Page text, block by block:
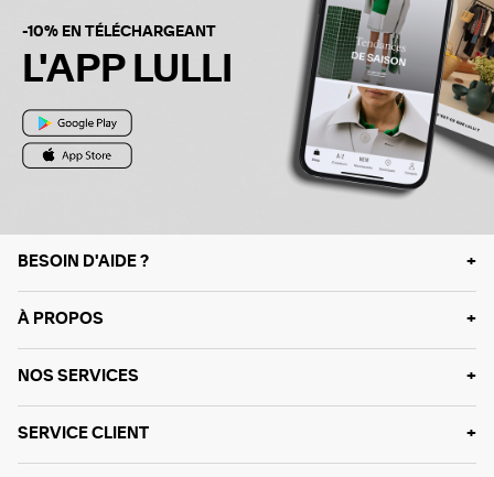
-10% EN TÉLÉCHARGEANT
L'APP LULLI
BESOIN D'AIDE ?
À PROPOS
NOS SERVICES
SERVICE CLIENT